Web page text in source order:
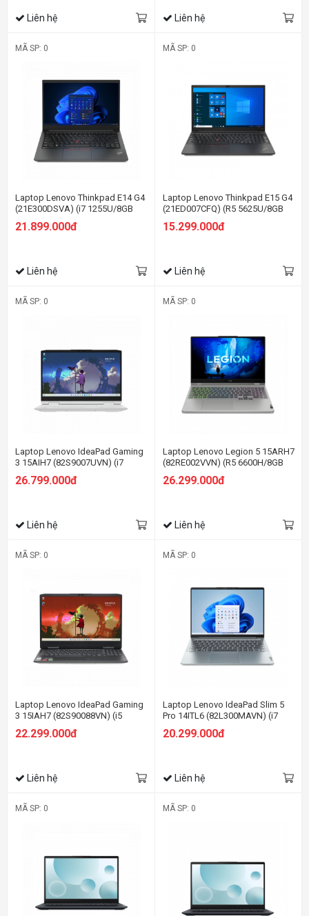
Liên hệ Liên hệ
MÃ SP: 0
Laptop Lenovo Thinkpad E14 G4
(21E300DSVA) (i7 1255U/8GB
RAM/512GB SSD/14.0 FHD/Dos/
Đen)
21.899.000đ
Liên hệ
MÃ SP: 0
Laptop Lenovo Thinkpad E15 G4
(21ED007CFQ) (R5 5625U/8GB
RAM/512GB SSD/15.6 FHD/Dos/
Đen)
15.299.000đ
Liên hệ
MÃ SP: 0
Laptop Lenovo IdeaPad Gaming
3 15AIH7 (82S9007UVN) (i7
SSD/15.6 FHD/RTX 3050Ti
26.799.000đ
Liên hệ
MÃ SP: 0
Laptop Lenovo Legion 5 15ARH7
(82RE002VVN) (R5 6600H/8GB
165hz/RTX 3050 4G/Win11/Xám)
26.299.000đ
Liên hệ
MÃ SP: 0
Laptop Lenovo IdeaPad Gaming
3 15IAH7 (82S90088VN) (i5
12500H/16GB RAM/512GB
SSD/15.6 FHD/RTX 3050Ti
22.299.000đ
Liên hệ
MÃ SP: 0
Laptop Lenovo IdeaPad Slim 5
Pro 14ITL6 (82L300MAVN) (i7
1195G7/16GB RAM/512GB
SSD/14 2.2K/Win11/Xám)
20.299.000đ
Liên hệ
MÃ SP: 0 MÃ SP: 0